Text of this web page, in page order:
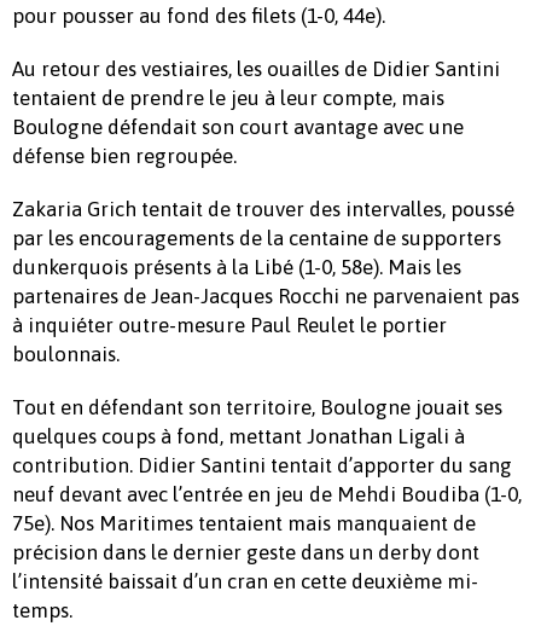
pour pousser au fond des filets (1-0, 44e).
Au retour des vestiaires, les ouailles de Didier Santini
tentaient de prendre le jeu à leur compte, mais
Boulogne défendait son court avantage avec une
défense bien regroupée.
Zakaria Grich tentait de trouver des intervalles, poussé
par les encouragements de la centaine de supporters
dunkerquois présents à la Libé (1-0, 58e). Mais les
partenaires de Jean-Jacques Rocchi ne parvenaient pas
à inquiéter outre-mesure Paul Reulet le portier
boulonnais.
Tout en défendant son territoire, Boulogne jouait ses
quelques coups à fond, mettant Jonathan Ligali à
contribution. Didier Santini tentait d’apporter du sang
neuf devant avec l’entrée en jeu de Mehdi Boudiba (1-0,
75e). Nos Maritimes tentaient mais manquaient de
précision dans le dernier geste dans un derby dont
l’intensité baissait d’un cran en cette deuxième mi-
temps.